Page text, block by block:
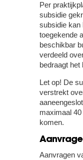
Per
subsidie
subsidie kan
toegekende
beschikbar
verdeeld
bedraagt het
Let op! De
verstrekt
maximaal
komen.
Aanvragen